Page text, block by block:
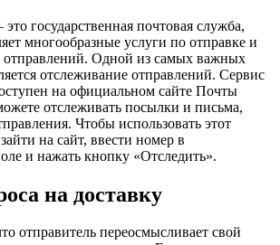
государственная почтовая служба,
многообразные услуги по отправке и
отправлений. Одной из самых важных
отслеживание отправлений. Сервис
на официальном сайте Почты
отслеживать посылки и письма,
Чтобы использовать этот
на сайт, ввести номер в
и нажать кнопку «Отследить».
на доставку
отправитель переосмысливает свой